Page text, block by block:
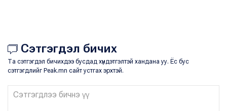
Сэтгэгдэл бичих
Та сэтгэгдэл бичихдээ бусдад хүндэтгэлтэй хандана уу. Ёс бус
сэтгэгдлийг Peak.mn сайт устгах эрхтэй.